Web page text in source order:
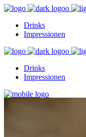
Drinks
Impressionen
Drinks
Impressionen